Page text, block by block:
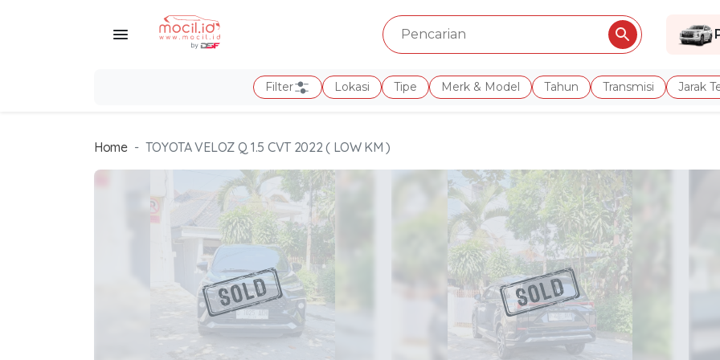
Filter Lokasi Tipe Merk & Model Tahun Transmisi Jarak
Home TOYOTA VELOZ Q 1.5 CVT 2022 ( LOW KM )